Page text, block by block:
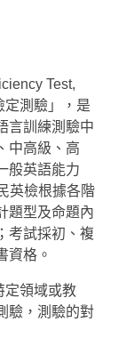
Test,
定測驗」，是
言訓練測驗中
中高級、高
般英語能力
英檢根據各階
題型及命題內
考試採初、複
資格。
領域或教
驗，測驗的對